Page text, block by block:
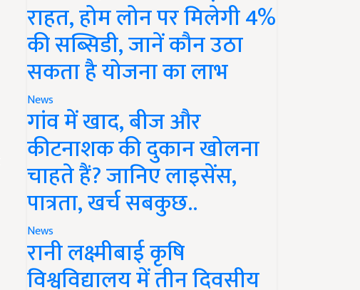
राहत, होम लोन पर मिलेगी 4%
की सब्सिडी, जानें कौन उठा
सकता है योजना का लाभ
News
गांव में खाद, बीज और
कीटनाशक की दुकान खोलना
चाहते हैं? जानिए लाइसेंस,
पात्रता, खर्च सबकुछ..
News
रानी लक्ष्मीबाई कृषि
विश्वविद्यालय में तीन दिवसीय